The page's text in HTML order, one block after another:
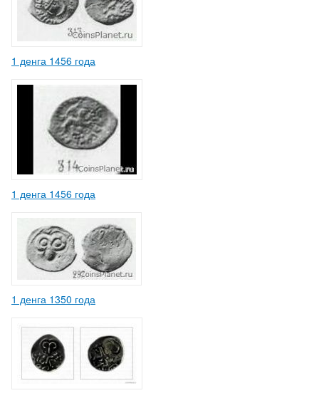
1 денга 1456 года
1 денга 1456 года
1 денга 1350 года